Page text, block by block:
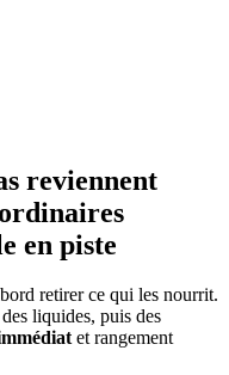
reviennent
en piste
retirer ce qui les nourrit.
liquides, puis des
et rangement